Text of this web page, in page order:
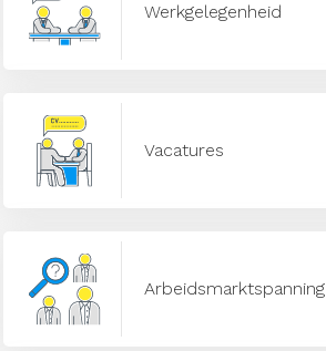
Werkgelegenheid
Vacatures
Arbeidsmarktspanning